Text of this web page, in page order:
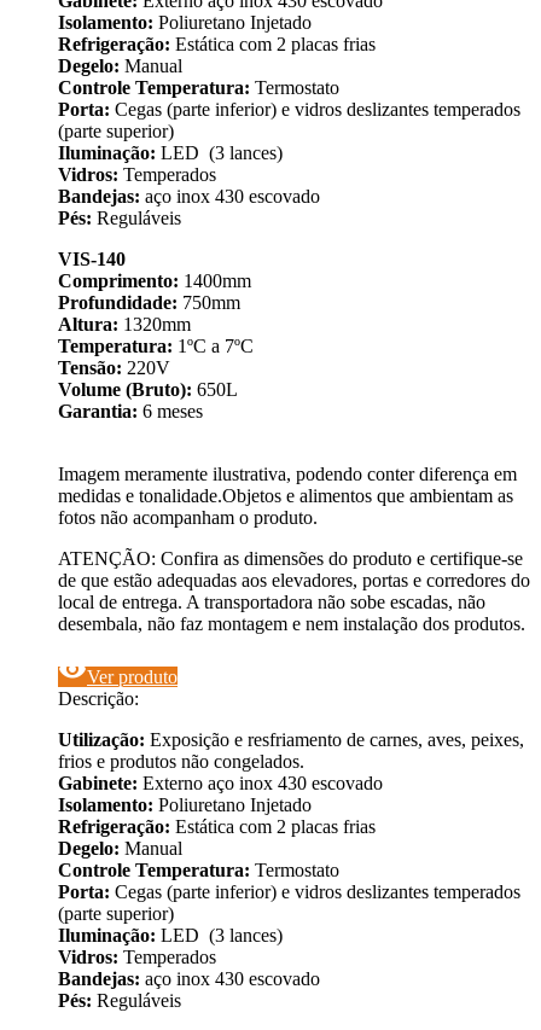
Isolamento: Poliuretano Injetado
Refrigeração: Estática com 2 placas frias
Degelo: Manual
Controle Temperatura: Termostato
Porta: Cegas (parte inferior) e vidros deslizantes temperados
(parte superior)
Iluminação: LED (3 lances)
Vidros: Temperados
Bandejas: aço inox 430 escovado
Pés: Reguláveis
VIS-140
Comprimento: 1400mm
Profundidade: 750mm
Altura: 1320mm
Temperatura: 1ºC a 7ºC
Tensão: 220V
Volume (Bruto): 650L
Garantia: 6 meses
Imagem meramente ilustrativa, podendo conter diferença em
medidas e tonalidade.Objetos e alimentos que ambientam as
fotos não acompanham o produto.
ATENÇÃO: Confira as dimensões do produto e certifique-se
de que estão adequadas aos elevadores, portas e corredores do
local de entrega. A transportadora não sobe escadas, não
desembala, não faz montagem e nem instalação dos produtos.
visibilityVer produto
Descrição:
Utilização: Exposição e resfriamento de carnes, aves, peixes,
frios e produtos não congelados.
Gabinete: Externo aço inox 430 escovado
Isolamento: Poliuretano Injetado
Refrigeração: Estática com 2 placas frias
Degelo: Manual
Controle Temperatura: Termostato
Porta: Cegas (parte inferior) e vidros deslizantes temperados
(parte superior)
Iluminação: LED (3 lances)
Vidros: Temperados
Bandejas: aço inox 430 escovado
Pés: Reguláveis